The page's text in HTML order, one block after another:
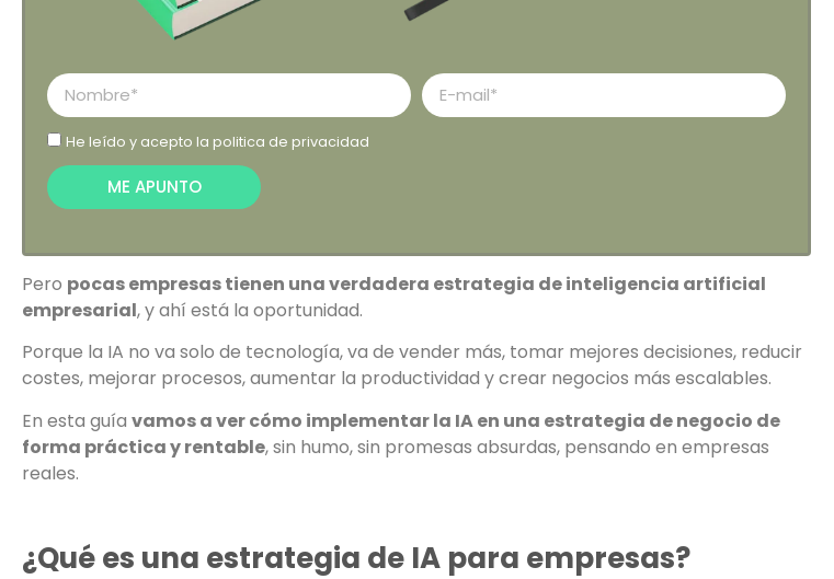
He leído y acepto la politica de privacidad
ME APUNTO
Pero pocas empresas tienen una verdadera estrategia de inteligencia artificial
empresarial, y ahí está la oportunidad.
Porque la IA no va solo de tecnología, va de vender más, tomar mejores decisiones, reducir
costes, mejorar procesos, aumentar la productividad y crear negocios más escalables.
En esta guía vamos a ver cómo implementar la IA en una estrategia de negocio de
forma práctica y rentable, sin humo, sin promesas absurdas, pensando en empresas
reales.
¿Qué es una estrategia de IA para empresas?